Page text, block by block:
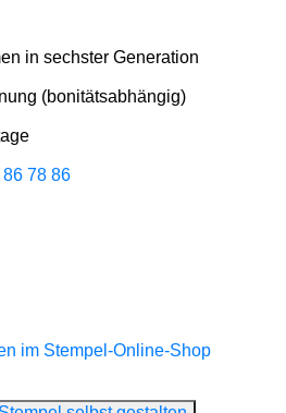
in sechster Gene­ration
(bonitätsabhängig)
78 86